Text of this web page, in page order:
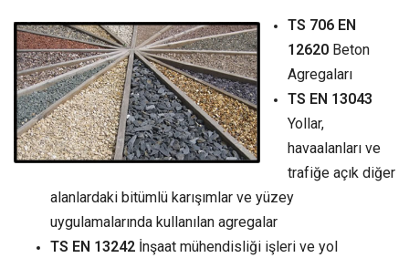
TS 706 EN
12620 Beton
Agregaları
TS EN 13043
Yollar,
havaalanları ve
trafiğe açık diğer
alanlardaki bitümlü karışımlar ve yüzey
uygulamalarında kullanılan agregalar
TS EN 13242 İnşaat mühendisliği işleri ve yol